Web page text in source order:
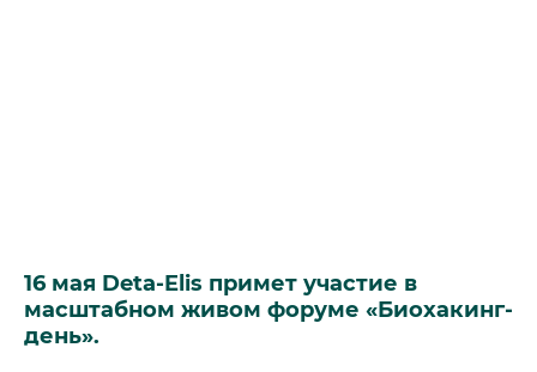
16 мая Deta-Elis примет участие в
масштабном живом форуме «Биохакинг-
день».